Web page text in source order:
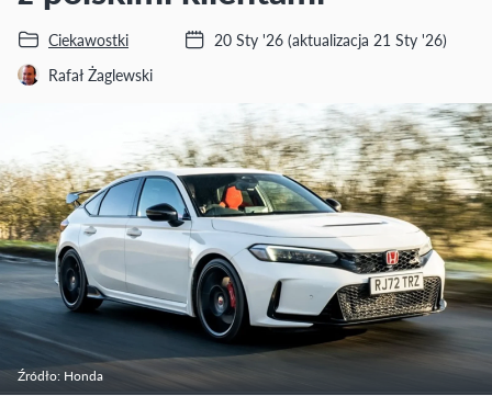
Ciekawostki
Rafał Żaglewski
20 Sty '26 (aktualizacja 21 Sty '26)
Źródło: Honda